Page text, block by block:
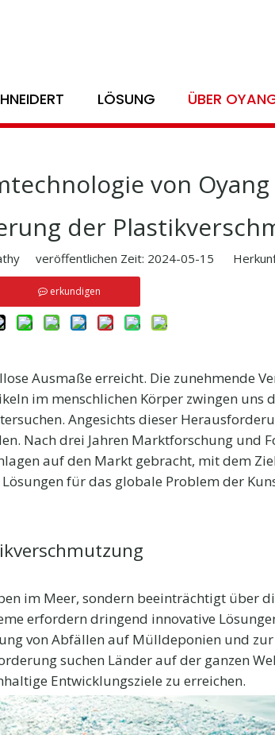
LÖSUNG ÜBER
von
der
veröffentlichen Zeit: 2024-05-15
erkundigen
Ausmaße erreicht. Die zunehmende
im menschlichen Körper zwingen uns
Angesichts dieser
Nach drei Jahren Marktforschung und
auf den Markt gebracht, mit dem
für das globale Problem der
im Meer, sondern beeinträchtigt über
erfordern dringend innovative
von Abfällen auf Mülldeponien und
suchen Länder auf der ganzen
Entwicklungsziele zu erreichen.